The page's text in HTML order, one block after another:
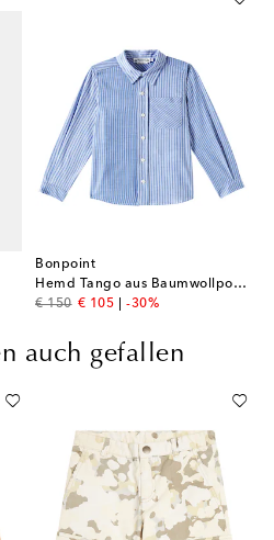
Bonpoint
Hemd Tango aus Baumwollpopeline
€ 150
original price
€ 105
discount price
-30%
auch gefallen